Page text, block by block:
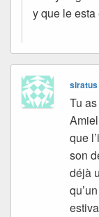
y que le
siratus
Tu
que
son
déjà